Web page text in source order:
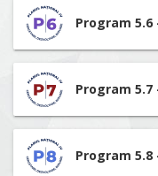
Program 5.6
Program
Program 5.8